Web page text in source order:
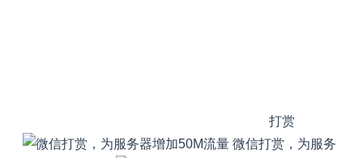
打赏
微信打赏，为服务